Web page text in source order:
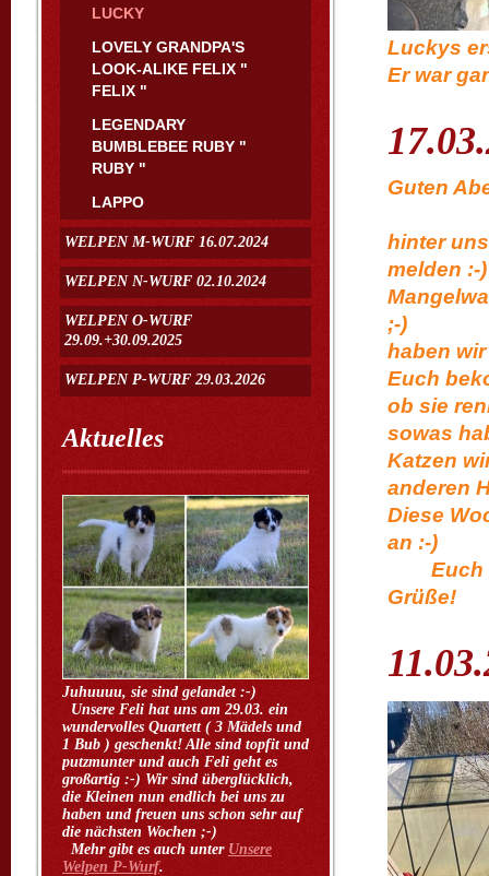
LUCKY
LOVELY GRANDPA'S
LOOK-ALIKE FELIX "
FELIX "
LEGENDARY
BUMBLEBEE RUBY "
RUBY "
LAPPO
WELPEN M-WURF 16.07.2024
WELPEN N-WURF 02.10.2024
WELPEN O-WURF
29.09.+30.09.2025
WELPEN P-WURF 29.03.2026
Aktuelles
Juhuuuu, sie sind gelandet :-)
Unsere Feli hat uns am 29.03. ein
wundervolles Quartett ( 3 Mädels und
1 Bub ) geschenkt! Alle sind topfit und
putzmunter und auch Feli geht es
großartig :-) Wir sind überglücklich,
die Kleinen nun endlich bei uns zu
haben und freuen uns schon sehr auf
die nächsten Wochen ;-)
Mehr gibt es auch unter Unsere
Welpen P-Wurf.
Luckys
Er war
hinter
melden :-
;-)
haben
Euch
ob sie
sowas
Katzen
anderen
Diese
Euch
Grüße!